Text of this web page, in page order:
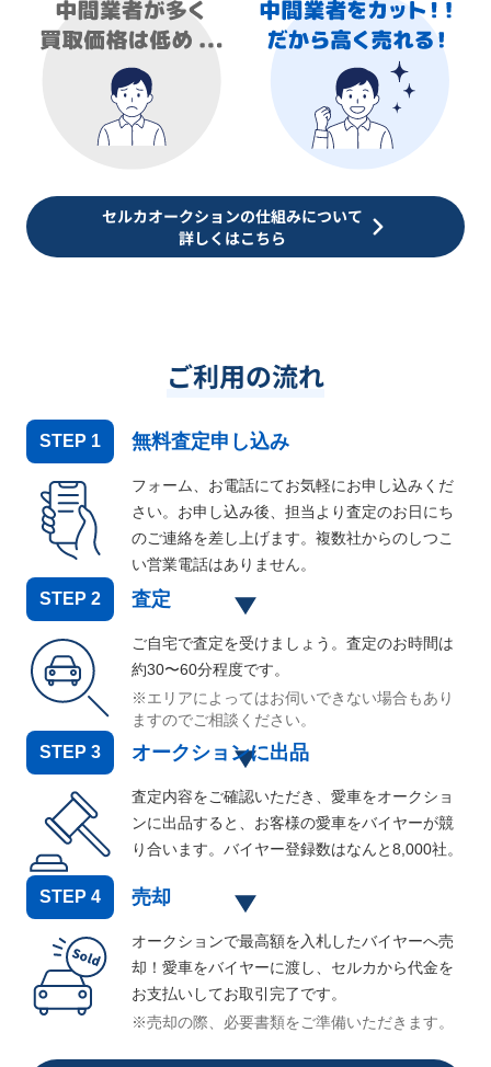
セルカオークションの仕組みについて
詳しくはこちら
ご利用の流れ
STEP 1 無料査定申し込み
フォーム、お電話にてお気軽にお申し込みくだ
さい。お申し込み後、担当より査定のお日にち
のご連絡を差し上げます。複数社からのしつこ
い営業電話はありません。
STEP 2 査定
ご自宅で査定を受けましょう。査定のお時間は
約30〜60分程度です。
※エリアによってはお伺いできない場合もあり
ますのでご相談ください。
STEP 3 オークションに出品
査定内容をご確認いただき、愛車をオークショ
ンに出品すると、お客様の愛車をバイヤーが競
り合います。バイヤー登録数はなんと8,000社。
STEP 4 売却
オークションで最高額を入札したバイヤーへ売
却！愛車をバイヤーに渡し、セルカから代金を
お支払いしてお取引完了です。
※売却の際、必要書類をご準備いただきます。